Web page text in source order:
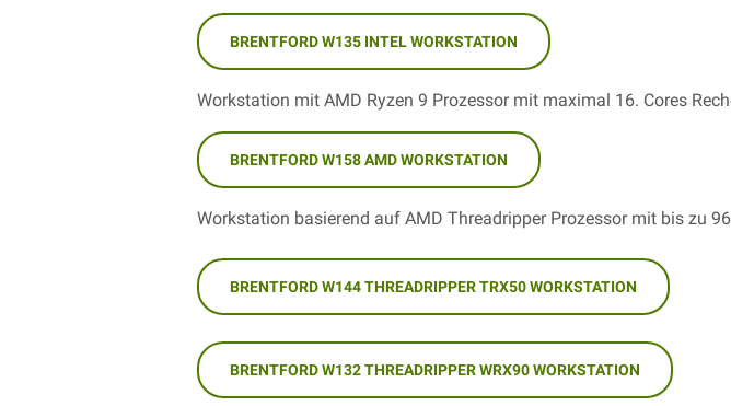
BRENTFORD W135 INTEL WORKSTATION
Workstation mit AMD Ryzen 9 Prozessor mit maximal 16. Cores
BRENTFORD W158 AMD WORKSTATION
Workstation basierend auf AMD Threadripper Prozessor mit bis zu
BRENTFORD W144 THREADRIPPER TRX50 WORKSTATION
BRENTFORD W132 THREADRIPPER WRX90 WORKSTATION